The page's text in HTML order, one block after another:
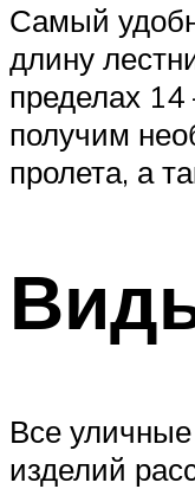
Самый
длину
пределах
получим
пролета, а
Все
изделий